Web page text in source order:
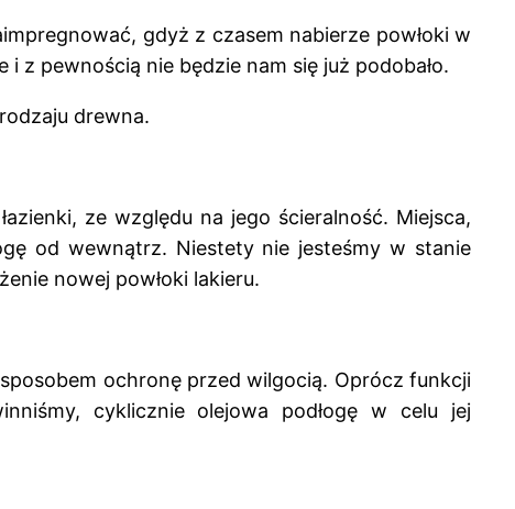
gdyż z czasem nabierze powłoki w
z pewnością nie będzie nam się już podobało.
drewna.
ze względu na jego ścieralność. Miejsca,
od wewnątrz. Niestety nie jesteśmy w stanie
nowej powłoki lakieru.
ochronę przed wilgocią. Oprócz funkcji
cyklicznie olejowa podłogę w celu jej